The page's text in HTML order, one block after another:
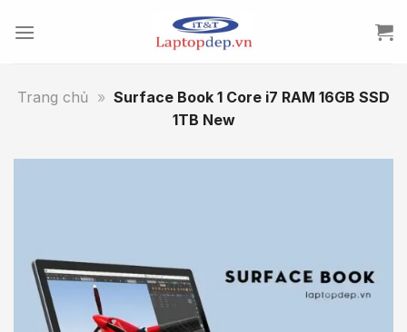
Trang chủ » Surface Book 1 Core i7 RAM 16GB SSD
1TB New